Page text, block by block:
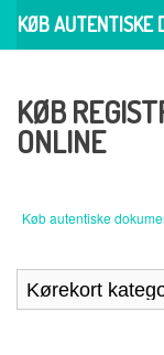
KØB AUTENTISKE
KØB
ONLINE
Køb autentiske